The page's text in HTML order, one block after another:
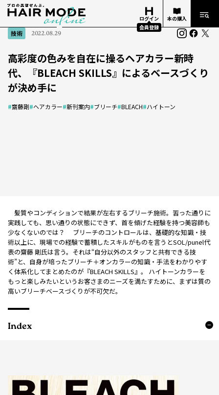
ログイン
会員登録
本の購入
技術 2022.08.29
高彩度の色みを自在に操るヘアカラー新時
代、『BLEACH SKILLS』によるベースづくり
が決め手に
#齋藤剛#ヘアカラー#新刊案内#ブリーチ#BLEACH#ハイトーン
髪質やコンディションで結果が左右するブリーチ施術。習った通りに
実践しても、思い通りの状態にできず、首を傾げた経験を持つ美容師も
少なくないのでは？ ブリーチのコントロールは、基礎的な知識・技
術以上に、現場での経験で蓄積したスキルがものを言うとSOL/punel代
表の齋藤 剛氏は言う。それは“自分以外のスタッフと共有できる技
術”と、自身が培ったブリーチ＋オンカラーの知識・手法をわかりやす
く体系化してまとめたのが『BLEACH SKILLS』。 ハイトーンカラーを
もっと楽しみたいというお客さまのニーズを満たすために、まずは質の
高いブリーチベースづくりが不可欠だ。
Index